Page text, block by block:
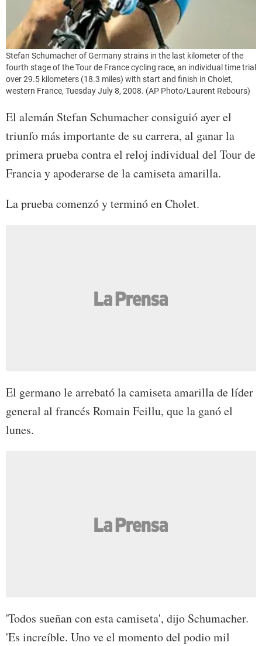
Stefan Schumacher of Germany strains in the last kilometer of the
fourth stage of the Tour de France cycling race, an individual time trial
over 29.5 kilometers (18.3 miles) with start and finish in Cholet,
western France, Tuesday July 8, 2008. (AP Photo/Laurent Rebours)
El alemán Stefan Schumacher consiguió ayer el
triunfo más importante de su carrera, al ganar la
primera prueba contra el reloj individual del Tour de
Francia y apoderarse de la camiseta amarilla.
La prueba comenzó y terminó en Cholet.
El germano le arrebató la camiseta amarilla de líder
general al francés Romain Feillu, que la ganó el
lunes.
'Todos sueñan con esta camiseta', dijo Schumacher.
'Es increíble. Uno ve el momento del podio mil